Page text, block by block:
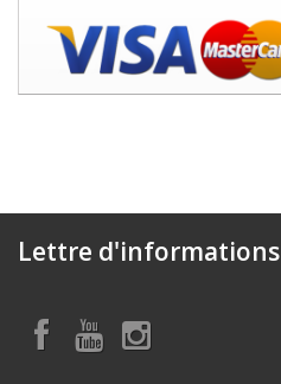
Lettre d'informations